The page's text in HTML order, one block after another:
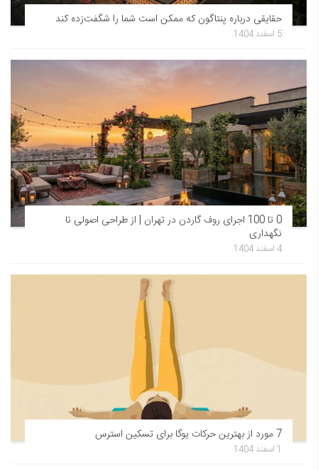
حقایقی درباره پنتاگون که ممکن است شما را شگفت‌زده کند
5 اسفند 1404
0 تا 100 اجرای روف گاردن در تهران | از طراحی اصولی تا
نگهداری
4 اسفند 1404
7 مورد از بهترین حرکات یوگا برای تسکین استرس
1 اسفند 1404